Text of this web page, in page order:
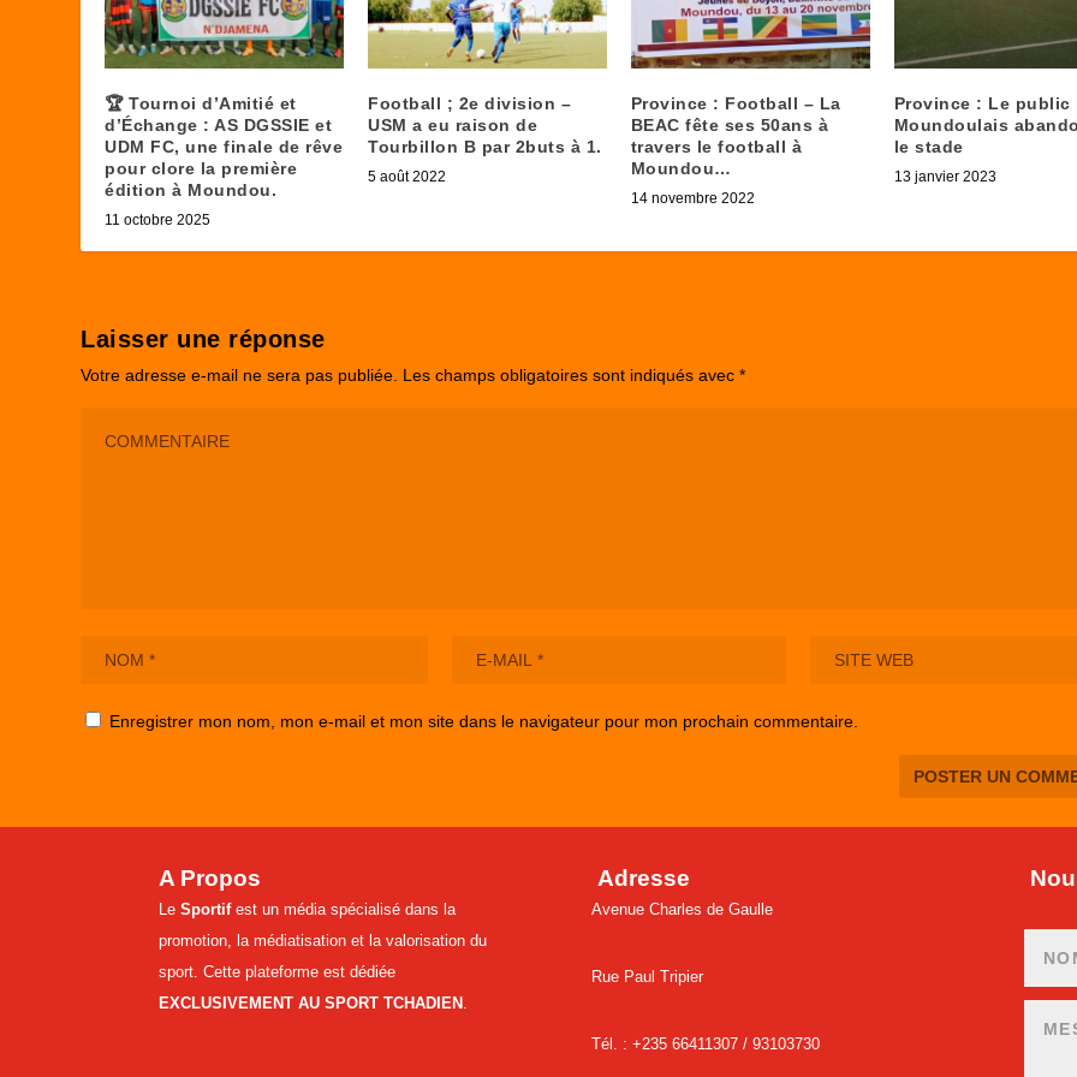
🏆 Tournoi d’Amitié et
d’Échange : AS DGSSIE et
UDM FC, une finale de rêve
pour clore la première
édition à Moundou.
11 octobre 2025
Football ; 2e division –
USM a eu raison de
Tourbillon B par 2buts à 1.
5 août 2022
Province : Football – La
BEAC fête ses 50ans à
travers le football à
Moundou…
14 novembre 2022
Province : Le public
Moundoulais
le stade
13 janvier 2023
Laisser une réponse
Votre adresse e-mail ne sera pas publiée. Les champs obligatoires sont indiqués avec*
Enregistrer mon nom, mon e-mail et mon site dans le navigateur pour mon prochain commentaire.
A Propos
Le Sportifest un média spécialisé dans la
promotion, la médiatisation et la valorisation du
sport. Cette plateforme est dédiée
EXCLUSIVEMENT AU SPORT TCHADIEN
Adresse
Avenue Charles de Gaulle
Rue Paul Tripier
Tél. : +235 66411307 / 93103730